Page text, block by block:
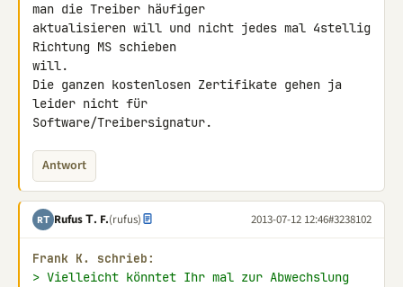
man die Treiber häufiger
aktualisieren will und nicht jedes mal 4stellig
Richtung MS schieben
will.
Die ganzen kostenlosen Zertifikate gehen ja
leider nicht für
Software/Treibersignatur.
Antwort
RΤ Rufus Τ. F.(rufus) 2013-07-12 12:46#3238102
Frank K. schrieb:
> Vielleicht könntet Ihr mal zur Abwechslung